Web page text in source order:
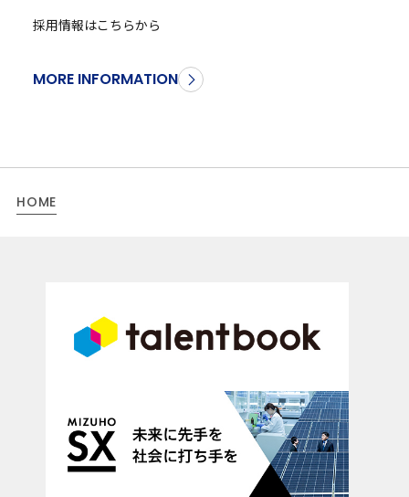
採用情報はこちらから
MORE INFORMATION
HOME